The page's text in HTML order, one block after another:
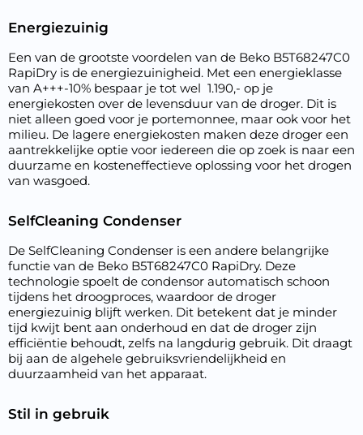
Energiezuinig
Een van de grootste voordelen van de Beko B5T68247C0
RapiDry is de energiezuinigheid. Met een energieklasse
van A+++-10% bespaar je tot wel  1.190,- op je
energiekosten over de levensduur van de droger. Dit is
niet alleen goed voor je portemonnee, maar ook voor het
milieu. De lagere energiekosten maken deze droger een
aantrekkelijke optie voor iedereen die op zoek is naar een
duurzame en kosteneffectieve oplossing voor het drogen
van wasgoed.
SelfCleaning Condenser
De SelfCleaning Condenser is een andere belangrijke
functie van de Beko B5T68247C0 RapiDry. Deze
technologie spoelt de condensor automatisch schoon
tijdens het droogproces, waardoor de droger
energiezuinig blijft werken. Dit betekent dat je minder
tijd kwijt bent aan onderhoud en dat de droger zijn
efficiëntie behoudt, zelfs na langdurig gebruik. Dit draagt
bij aan de algehele gebruiksvriendelijkheid en
duurzaamheid van het apparaat.
Stil in gebruik